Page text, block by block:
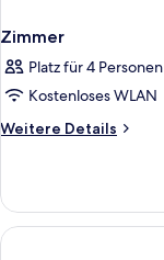
Zimmer
Platz für 4 Personen
Kostenloses WLAN
Weitere Details
Weitere